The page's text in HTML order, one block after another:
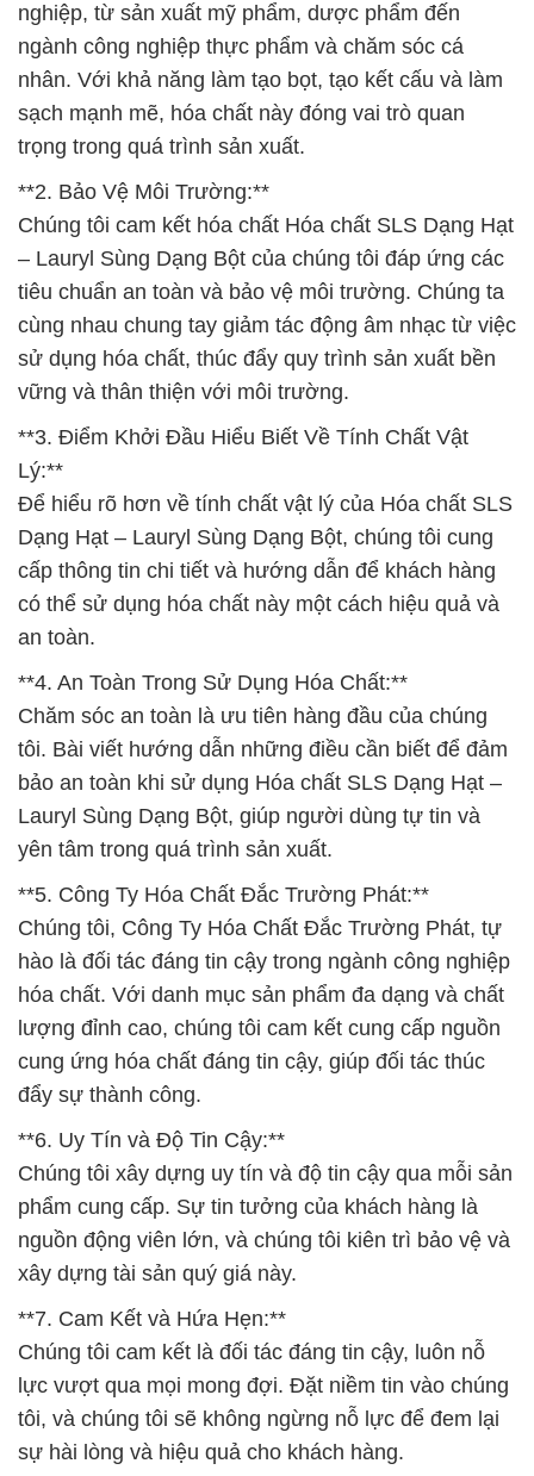
nghiệp, từ sản xuất mỹ phẩm, dược phẩm đến
ngành công nghiệp thực phẩm và chăm sóc cá
nhân. Với khả năng làm tạo bọt, tạo kết cấu và làm
sạch mạnh mẽ, hóa chất này đóng vai trò quan
trọng trong quá trình sản xuất.
**2. Bảo Vệ Môi Trường:**
Chúng tôi cam kết hóa chất Hóa chất SLS Dạng Hạt
– Lauryl Sùng Dạng Bột của chúng tôi đáp ứng các
tiêu chuẩn an toàn và bảo vệ môi trường. Chúng ta
cùng nhau chung tay giảm tác động âm nhạc từ việc
sử dụng hóa chất, thúc đẩy quy trình sản xuất bền
vững và thân thiện với môi trường.
**3. Điểm Khởi Đầu Hiểu Biết Về Tính Chất Vật
Lý:**
Để hiểu rõ hơn về tính chất vật lý của Hóa chất SLS
Dạng Hạt – Lauryl Sùng Dạng Bột, chúng tôi cung
cấp thông tin chi tiết và hướng dẫn để khách hàng
có thể sử dụng hóa chất này một cách hiệu quả và
an toàn.
**4. An Toàn Trong Sử Dụng Hóa Chất:**
Chăm sóc an toàn là ưu tiên hàng đầu của chúng
tôi. Bài viết hướng dẫn những điều cần biết để đảm
bảo an toàn khi sử dụng Hóa chất SLS Dạng Hạt –
Lauryl Sùng Dạng Bột, giúp người dùng tự tin và
yên tâm trong quá trình sản xuất.
**5. Công Ty Hóa Chất Đắc Trường Phát:**
Chúng tôi, Công Ty Hóa Chất Đắc Trường Phát, tự
hào là đối tác đáng tin cậy trong ngành công nghiệp
hóa chất. Với danh mục sản phẩm đa dạng và chất
lượng đỉnh cao, chúng tôi cam kết cung cấp nguồn
cung ứng hóa chất đáng tin cậy, giúp đối tác thúc
đẩy sự thành công.
**6. Uy Tín và Độ Tin Cậy:**
Chúng tôi xây dựng uy tín và độ tin cậy qua mỗi sản
phẩm cung cấp. Sự tin tưởng của khách hàng là
nguồn động viên lớn, và chúng tôi kiên trì bảo vệ và
xây dựng tài sản quý giá này.
**7. Cam Kết và Hứa Hẹn:**
Chúng tôi cam kết là đối tác đáng tin cậy, luôn nỗ
lực vượt qua mọi mong đợi. Đặt niềm tin vào chúng
tôi, và chúng tôi sẽ không ngừng nỗ lực để đem lại
sự hài lòng và hiệu quả cho khách hàng.